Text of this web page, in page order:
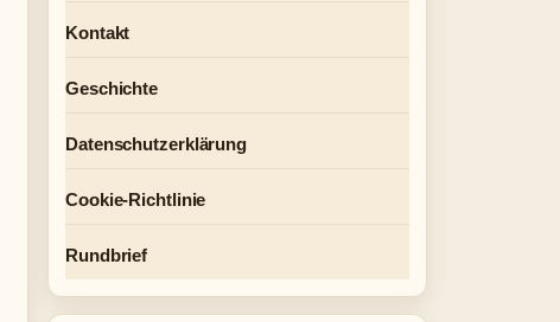
Kontakt
Geschichte
Datenschutzerklärung
Cookie-Richtlinie
Rundbrief